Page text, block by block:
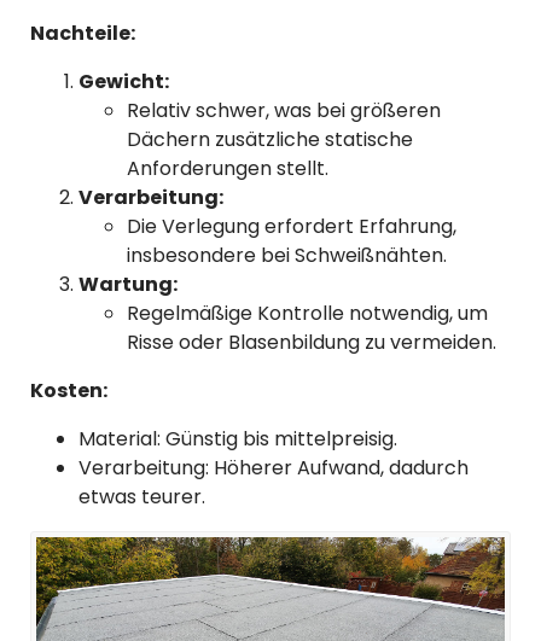
Nachteile:
Gewicht:
Relativ schwer, was bei größeren
Dächern zusätzliche statische
Anforderungen stellt.
Verarbeitung:
Die Verlegung erfordert Erfahrung,
insbesondere bei Schweißnähten.
Wartung:
Regelmäßige Kontrolle notwendig, um
Risse oder Blasenbildung zu vermeiden.
Kosten:
Material: Günstig bis mittelpreisig.
Verarbeitung: Höherer Aufwand, dadurch
etwas teurer.